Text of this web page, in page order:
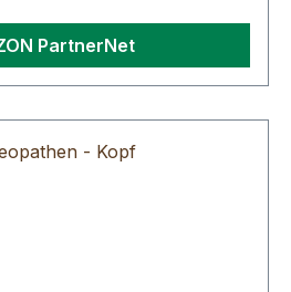
PartnerNet